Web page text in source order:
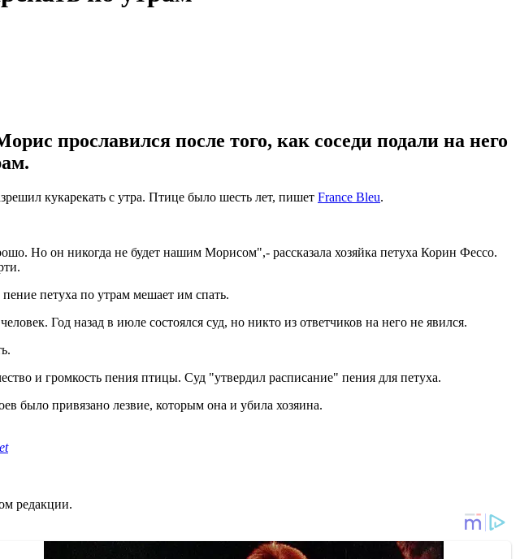
прославился после того, как соседи подали на него
кукарекать с утра. Птице было шесть лет, пишет France Bleu.
Но он никогда не будет нашим Морисом",- рассказала хозяйка петуха Корин Фессо.
петуха по утрам мешает им спать.
Год назад в июле состоялся суд, но никто из ответчиков на него не явился.
и громкость пения птицы. Суд "утвердил расписание" пения для петуха.
было привязано лезвие, которым она и убила хозяина.
редакции.